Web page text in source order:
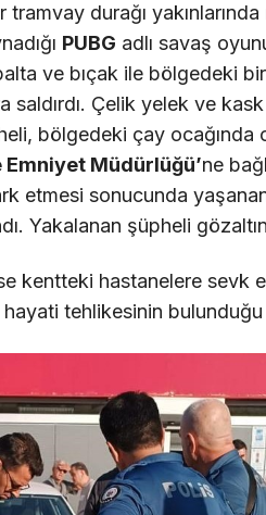
tramvay durağı
PUBG adlı savaş
ve bıçak ile bölgedeki
saldırdı. Çelik yelek ve
bölgedeki çay ocağında
Emniyet Müdürlüğü’ne
etmesi sonucunda
Yakalanan şüpheli
kentteki hastanelere sevk
hayati tehlikesinin